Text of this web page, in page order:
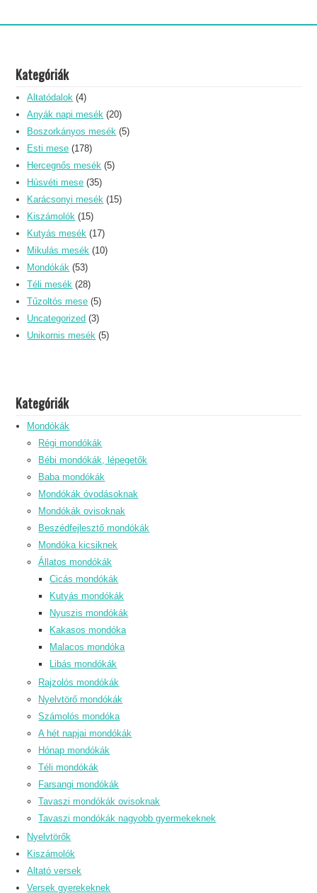
Kategóriák
Altatódalok (4)
Anyák napi mesék (20)
Boszorkányos mesék (5)
Esti mese (178)
Hercegnős mesék (5)
Húsvéti mese (35)
Karácsonyi mesék (15)
Kiszámolók (15)
Kutyás mesék (17)
Mikulás mesék (10)
Mondókák (53)
Téli mesék (28)
Tűzoltós mese (5)
Uncategorized (3)
Unikornis mesék (5)
Kategóriák
Mondókák
Régi mondókák
Bébi mondókák, lépegetők
Baba mondókák
Mondókák óvodásoknak
Mondókák ovisoknak
Beszédfejlesztő mondókák
Mondóka kicsiknek
Állatos mondókák
Cicás mondókák
Kutyás mondókák
Nyuszis mondókák
Kakasos mondóka
Malacos mondóka
Libás mondókák
Rajzolós mondókák
Nyelvtörő mondókák
Számolós mondóka
A hét napjai mondókák
Hónap mondókák
Téli mondókák
Farsangi mondókák
Tavaszi mondókák ovisoknak
Tavaszi mondókák nagyobb gyermekeknek
Nyelvtörők
Kiszámolók
Altató versek
Versek gyerekeknek